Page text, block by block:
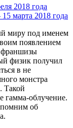
2018 года
марта 2018 года
миру под именем
появлением
франшизы
физик получил
в не
монстра
Такой
гамма-облучение.
об